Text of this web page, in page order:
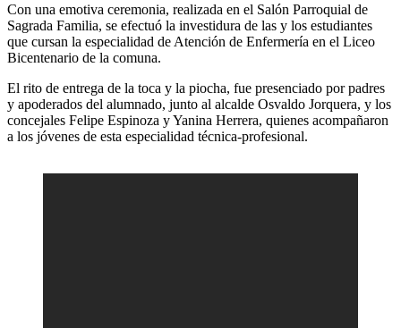
Con una emotiva ceremonia, realizada en el Salón Parroquial de
Sagrada Familia, se efectuó la investidura de las y los estudiantes
que cursan la especialidad de Atención de Enfermería en el Liceo
Bicentenario de la comuna.
El rito de entrega de la toca y la piocha, fue presenciado por padres
y apoderados del alumnado, junto al alcalde Osvaldo Jorquera, y los
concejales Felipe Espinoza y Yanina Herrera, quienes acompañaron
a los jóvenes de esta especialidad técnica-profesional.